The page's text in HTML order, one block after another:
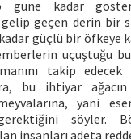
kadar
gelip geçen derin bir
güçlü bir öfkeye
uçuştuğu
takip
bu ihtiyar
yani
söyler.
insanları adeta